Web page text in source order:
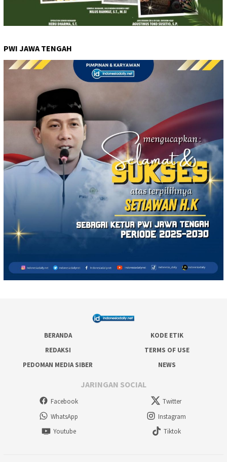
PWI JAWA TENGAH
BERANDA
KODE ETIK
REDAKSI
TERMS OF USE
PEDOMAN MEDIA SIBER
NEWS
JARINGAN SOCIAL
Facebook
Twitter
WhatsApp
Instagram
Youtube
Tiktok